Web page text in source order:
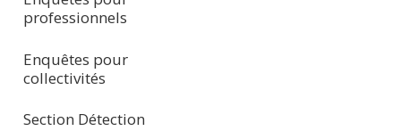
professionnels
Enquêtes pour
collectivités
Section Détection